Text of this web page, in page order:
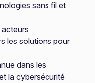
sans fil et
acteurs
les solutions pour
dans les
la cybersécurité